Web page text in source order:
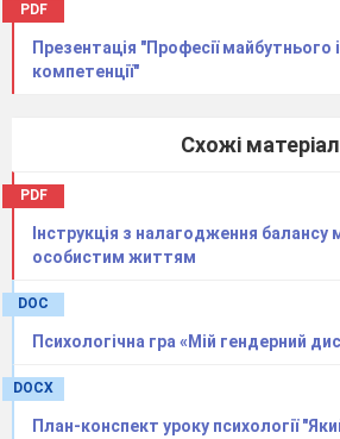
PDF
Презентація "Професії майбутнього
компетенції"
Схожі
PDF
Інструкція з налагодження
особистим життям
DOC
Психологічна гра «Мій гендерний
DOCX
План-конспект уроку психології